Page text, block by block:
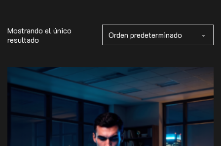
Mostrando el único
resultado